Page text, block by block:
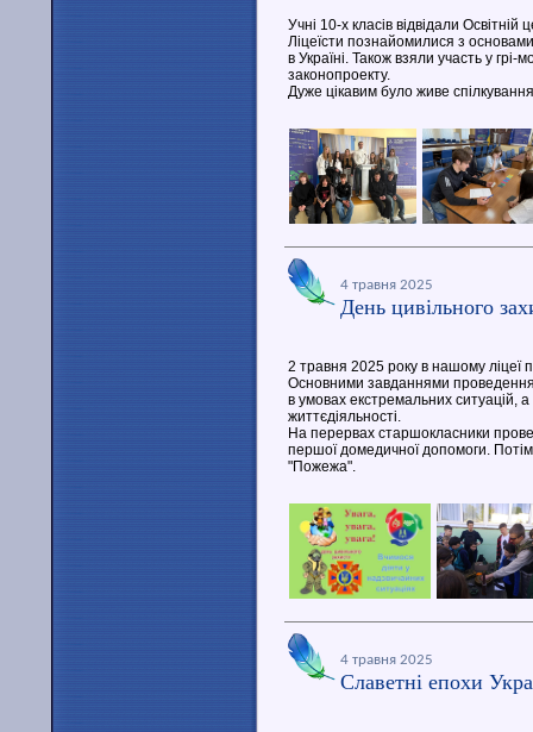
Учні 10-х класів відвідали
Ліцеїсти познайомилися з
в Україні. Також взяли участь у
законопроекту.
Дуже цікавим було живе
4 травня 2025
День цивільного
2 травня 2025 року в нашому ліцеї
Основними завданнями
в умовах екстремальних ситуацій,
життєдіяльності.
На перервах старшокласники
першої домедичної допомоги.
"Пожежа".
4 травня 2025
Славетні епохи